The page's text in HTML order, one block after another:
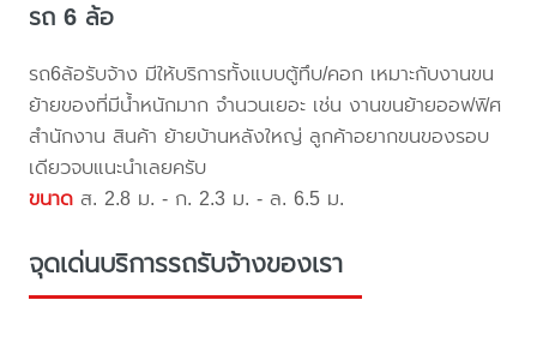
รถ 6 ล้อ
รถ6ล้อรับจ้าง มีให้บริการทั้งแบบตู้ทึบ/คอก เหมาะกับงานขน
ย้ายของที่มีน้ำหนักมาก จำนวนเยอะ เช่น งานขนย้ายออฟฟิศ
สำนักงาน สินค้า ย้ายบ้านหลังใหญ่ ลูกค้าอยากขนของรอบ
เดียวจบแนะนำเลยครับ
ขนาด ส. 2.8 ม. - ก. 2.3 ม. - ล. 6.5 ม.
จุดเด่นบริการรถรับจ้างของเรา